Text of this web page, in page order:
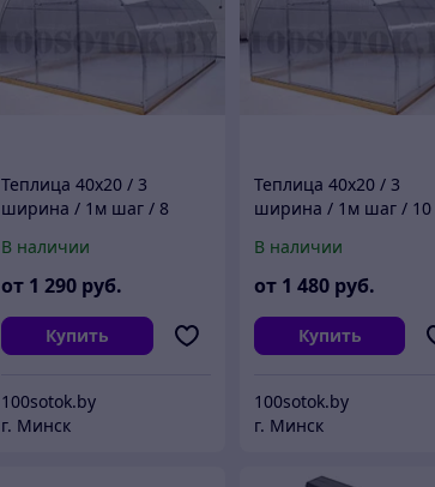
Теплица 40х20 / 3
ширина / 1м шаг / 8
В наличии
от 1 290 руб.
Купить
100sotok.by
г. Минск
Теплица 40х20 / 3
ширина / 1м шаг / 10
В наличии
от 1 480 руб.
Купить
100sotok.by
г. Минск